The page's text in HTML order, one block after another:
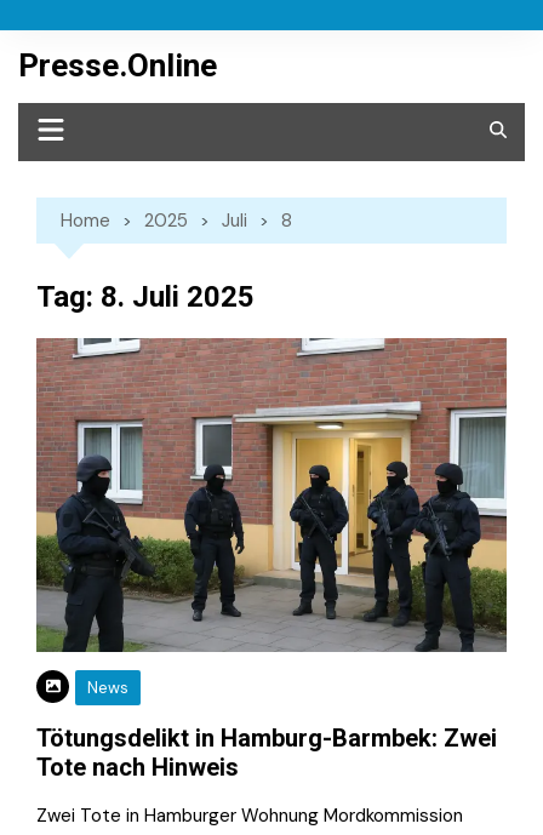
content
Presse.Online
Home 2025 Juli 8
Tag: 8. Juli 2025
News
Tötungsdelikt in Hamburg-Barmbek: Zwei
Tote nach Hinweis
Zwei Tote in Hamburger Wohnung Mordkommission